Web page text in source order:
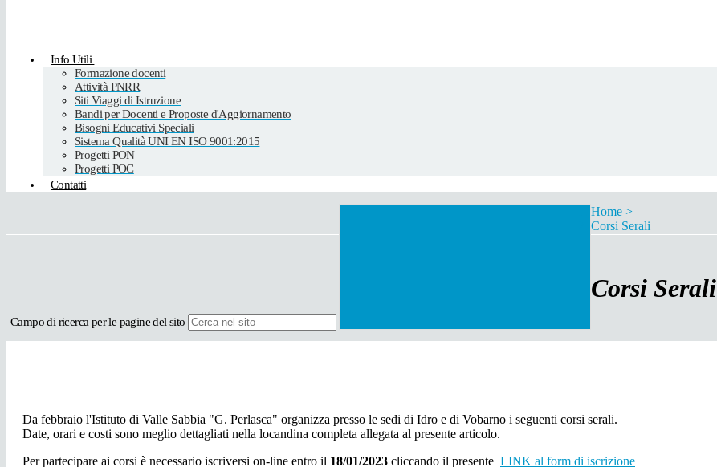
Info Utili
Formazione docenti
Attività PNRR
Siti Viaggi di Istruzione
Bandi per Docenti e Proposte d'Aggiornamento
Bisogni Educativi Speciali
Sistema Qualità UNI EN ISO 9001:2015
Progetti PON
Progetti POC
Contatti
Campo di ricerca per le pagine del sito
Home >
Corsi Serali
Corsi Serali
Da febbraio l'Istituto di Valle Sabbia "G. Perlasca" organizza presso le sedi di Idro e di Vobarno i seguenti corsi serali.
Date, orari e costi sono meglio dettagliati nella locandina completa allegata al presente articolo.
Per partecipare ai corsi è necessario iscriversi on-line entro il 18/01/2023 cliccando il presente LINK al form di iscrizione